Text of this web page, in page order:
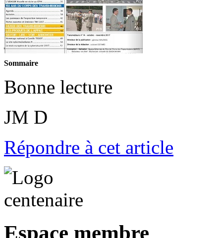
Sommaire
Bonne lecture
JM D
Répondre à cet article
Espace membre